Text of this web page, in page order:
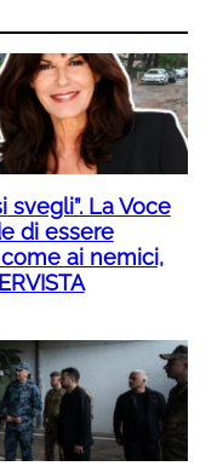
svegli”. La Voce
di essere
ai nemici,